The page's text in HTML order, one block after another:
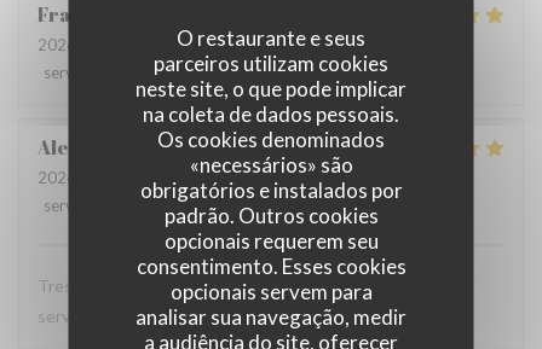
O restaurante e seus
parceiros utilizam cookies
neste site, o que pode implicar
na coleta de dados pessoais.
Os cookies denominados
«necessários» são
obrigatórios e instalados por
padrão. Outros cookies
opcionais requerem seu
consentimento. Esses cookies
opcionais servem para
analisar sua navegação, medir
a audiência do site, oferecer
Francoise
2026-07-28
- 12:00 - guests 3
service
ambience: 5/5 menu:5/5 quality_price
Alexandra
2026-07-28
- 12:00 - guests 1
service
ambience :5 menu quality_price
Tres bon restaurant, excellente cuisine et serveuse et
serveur au top